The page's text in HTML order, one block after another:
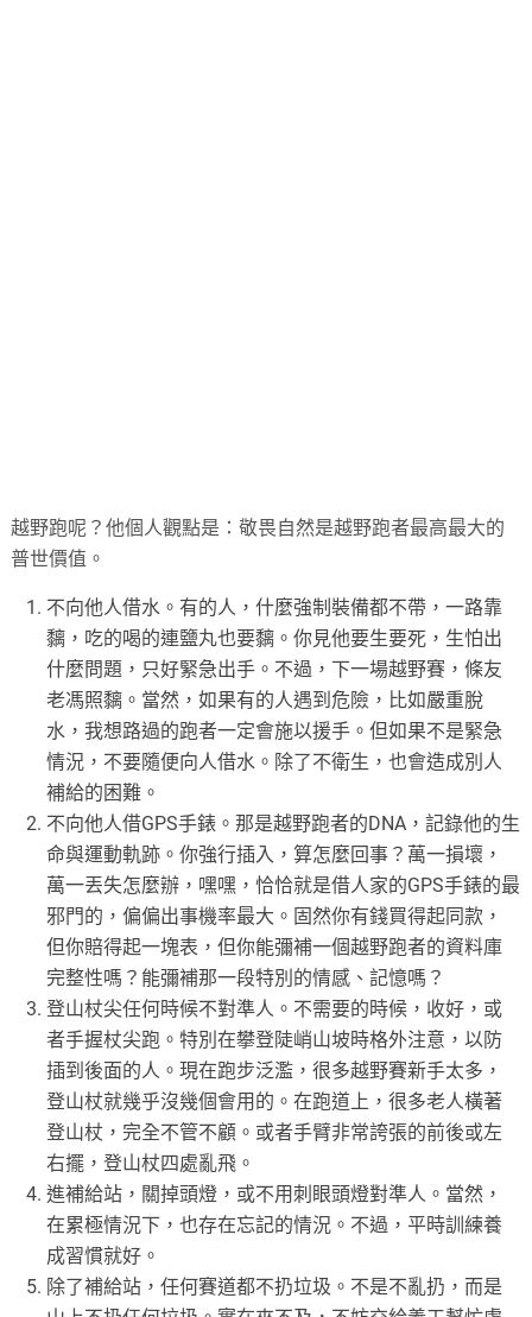
越野跑呢？他個人觀點是：敬畏自然是越野跑者最高最大的
普世價值。
不向他人借水。有的人，什麼強制裝備都不帶，一路靠
黐，吃的喝的連鹽丸也要黐。你見他要生要死，生怕出
什麼問題，只好緊急出手。不過，下一場越野賽，條友
老馮照黐。當然，如果有的人遇到危險，比如嚴重脫
水，我想路過的跑者一定會施以援手。但如果不是緊急
情況，不要隨便向人借水。除了不衛生，也會造成別人
補給的困難。
不向他人借GPS手錶。那是越野跑者的DNA，記錄他的生
命與運動軌跡。你強行插入，算怎麼回事？萬一損壞，
萬一丟失怎麼辦，嘿嘿，恰恰就是借人家的GPS手錶的最
邪門的，偏偏出事機率最大。固然你有錢買得起同款，
但你賠得起一塊表，但你能彌補一個越野跑者的資料庫
完整性嗎？能彌補那一段特別的情感、記憶嗎？
登山杖尖任何時候不對準人。不需要的時候，收好，或
者手握杖尖跑。特別在攀登陡峭山坡時格外注意，以防
插到後面的人。現在跑步泛濫，很多越野賽新手太多，
登山杖就幾乎沒幾個會用的。在跑道上，很多老人橫著
登山杖，完全不管不顧。或者手臂非常誇張的前後或左
右擺，登山杖四處亂飛。
進補給站，關掉頭燈，或不用刺眼頭燈對準人。當然，
在累極情況下，也存在忘記的情況。不過，平時訓練養
成習慣就好。
除了補給站，任何賽道都不扔垃圾。不是不亂扔，而是